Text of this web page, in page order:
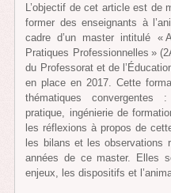
L’objectif de cet article est de
former des enseignants à
cadre d’un master intitulé «
Pratiques Professionnelles »
du Professorat et de
en place en 2017. Cette
thématiques convergentes
pratique, ingénierie de
les réflexions à propos de
les bilans et les observations
années de ce master. Elles
enjeux, les dispositifs et